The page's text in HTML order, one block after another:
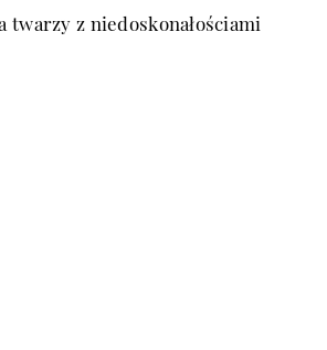
twarzy z niedoskonałościami